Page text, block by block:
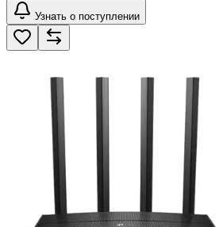
Узнать о поступлении